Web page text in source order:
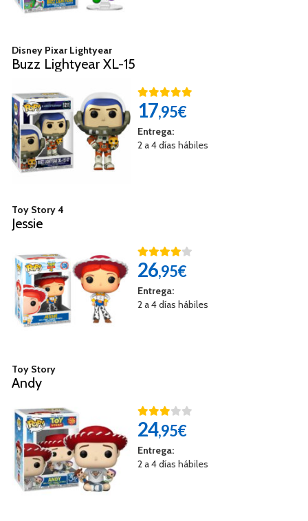
Disney Pixar Lightyear
Buzz Lightyear XL-15
17,95€
Entrega:
2 a 4 días hábiles
Toy Story 4
Jessie
26,95€
Entrega:
2 a 4 días hábiles
Toy Story
Andy
24,95€
Entrega:
2 a 4 días hábiles